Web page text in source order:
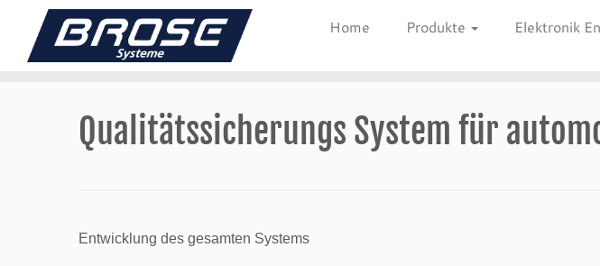
Home Produkte Elektronik
Qualitätssicherungs System für
Entwicklung des gesamten Systems